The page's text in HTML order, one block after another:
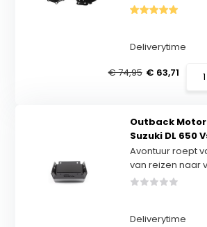
Deliverytime
€ 74,95 € 63,71
Outback
Suzuki DL 650
Avontuur roept
van reizen naar
Deliverytime